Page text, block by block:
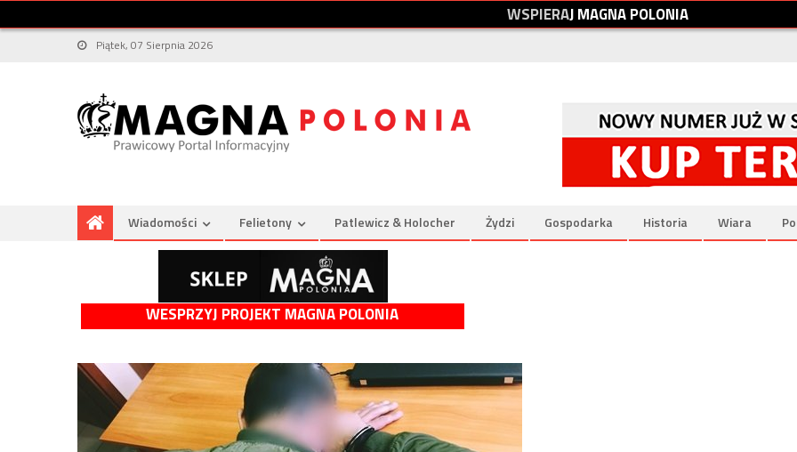
WSPIERAJMAGNAPOLONIA
Piątek, 07 Sierpnia 2026
Wiadomości Felietony Patlewicz & Holocher Żydzi Gospodarka Historia Wiara
WESPRZYJ PROJEKT MAGNA POLONIA